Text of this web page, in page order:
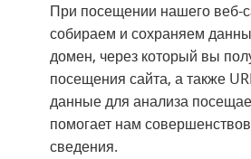
При посещении нашего веб-
собираем и сохраняем
домен, через который вы
посещения сайта, а также
данные для анализа
помогает нам
сведения.